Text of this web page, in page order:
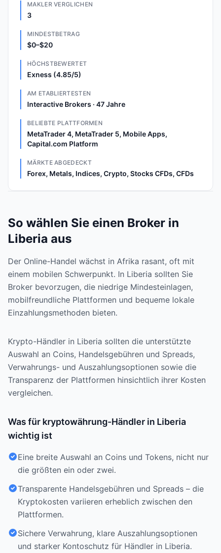
MAKLER VERGLICHEN
3
MINDESTBETRAG
$0–$20
HÖCHSTBEWERTET
Exness (4.85/5)
AM ETABLIERTESTEN
Interactive Brokers · 47 Jahre
BELIEBTE PLATTFORMEN
MetaTrader 4, MetaTrader 5, Mobile Apps,
Capital.com Platform
MÄRKTE ABGEDECKT
Forex, Metals, Indices, Crypto, Stocks CFDs, CFDs
So wählen Sie einen Broker in
Liberia aus
Der Online-Handel wächst in Afrika rasant, oft mit
einem mobilen Schwerpunkt. In Liberia sollten Sie
Broker bevorzugen, die niedrige Mindesteinlagen,
mobilfreundliche Plattformen und bequeme lokale
Einzahlungsmethoden bieten.
Krypto-Händler in Liberia sollten die unterstützte
Auswahl an Coins, Handelsgebühren und Spreads,
Verwahrungs- und Auszahlungsoptionen sowie die
Transparenz der Plattformen hinsichtlich ihrer Kosten
vergleichen.
Was für kryptowährung-Händler in Liberia
wichtig ist
Eine breite Auswahl an Coins und Tokens, nicht nur
die größten ein oder zwei.
Transparente Handelsgebühren und Spreads – die
Kryptokosten variieren erheblich zwischen den
Plattformen.
Sichere Verwahrung, klare Auszahlungsoptionen
und starker Kontoschutz für Händler in Liberia.